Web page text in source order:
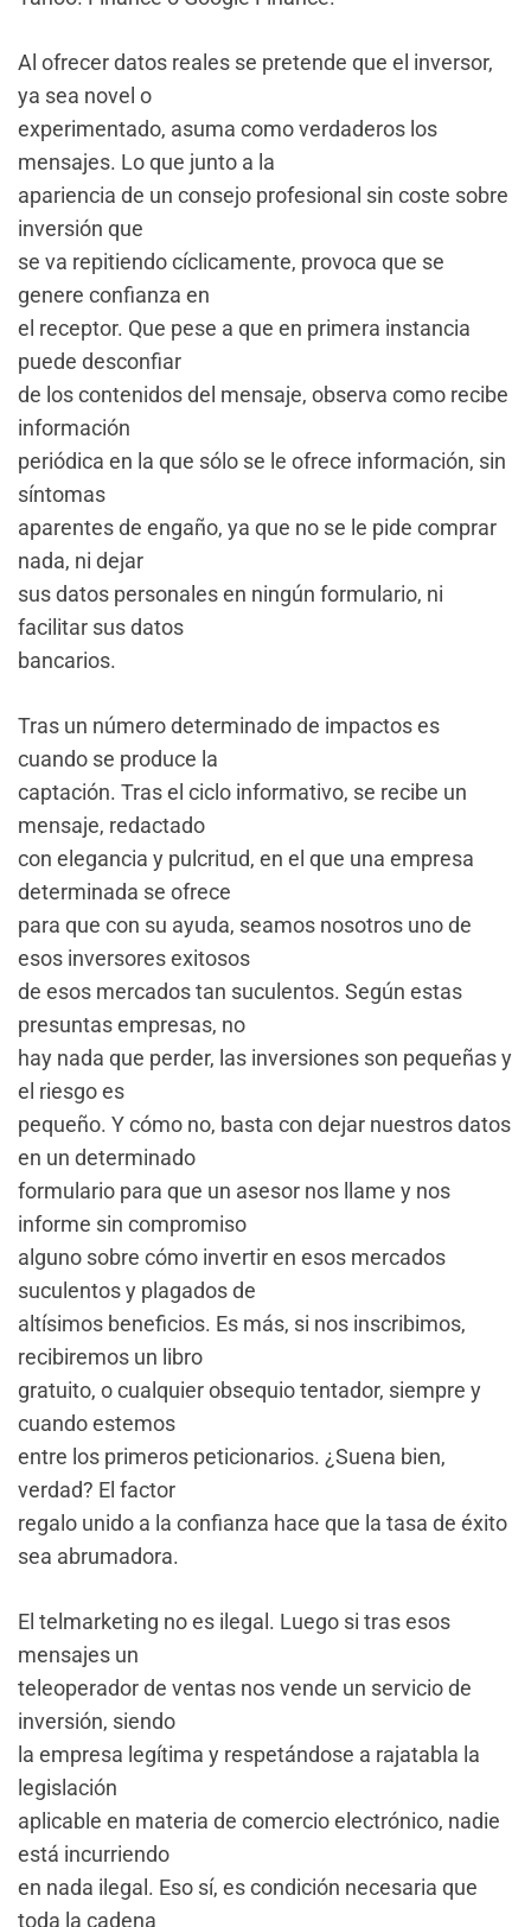
Al ofrecer datos reales se pretende que el inversor,
ya sea novel o
experimentado, asuma como verdaderos los
mensajes. Lo que junto a la
apariencia de un consejo profesional sin coste sobre
inversión que
se va repitiendo cíclicamente, provoca que se
genere confianza en
el receptor. Que pese a que en primera instancia
puede desconfiar
de los contenidos del mensaje, observa como recibe
información
periódica en la que sólo se le ofrece información, sin
síntomas
aparentes de engaño, ya que no se le pide comprar
nada, ni dejar
sus datos personales en ningún formulario, ni
facilitar sus datos
bancarios.
Tras un número determinado de impactos es
cuando se produce la
captación. Tras el ciclo informativo, se recibe un
mensaje, redactado
con elegancia y pulcritud, en el que una empresa
determinada se ofrece
para que con su ayuda, seamos nosotros uno de
esos inversores exitosos
de esos mercados tan suculentos. Según estas
presuntas empresas, no
hay nada que perder, las inversiones son pequeñas y
el riesgo es
pequeño. Y cómo no, basta con dejar nuestros datos
en un determinado
formulario para que un asesor nos llame y nos
informe sin compromiso
alguno sobre cómo invertir en esos mercados
suculentos y plagados de
altísimos beneficios. Es más, si nos inscribimos,
recibiremos un libro
gratuito, o cualquier obsequio tentador, siempre y
cuando estemos
entre los primeros peticionarios. ¿Suena bien,
verdad? El factor
regalo unido a la confianza hace que la tasa de éxito
sea abrumadora.
El telmarketing no es ilegal. Luego si tras esos
mensajes un
teleoperador de ventas nos vende un servicio de
inversión, siendo
la empresa legítima y respetándose a rajatabla la
legislación
aplicable en materia de comercio electrónico, nadie
está incurriendo
en nada ilegal. Eso sí, es condición necesaria que
toda la cadena